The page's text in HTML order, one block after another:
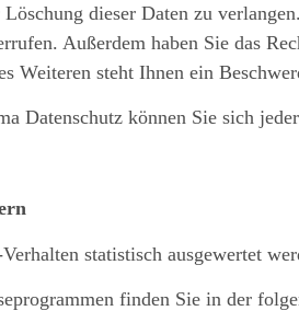
dieser Daten zu
Außerdem haben Sie das
Weiteren steht Ihnen ein
Datenschutz können Sie sich
statistisch ausgewertet
finden Sie in der